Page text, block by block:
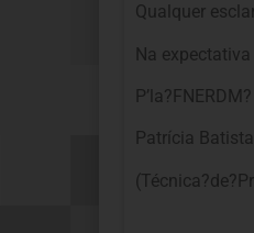
Qualquer
Na
P’la?FNERDM?
Patrícia